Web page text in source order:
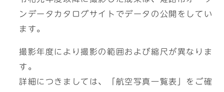
ンデータカタログサイトでデータの公開をしてい
ます。
撮影年度により撮影の範囲および縮尺が異なりま
す。
詳細につきましては、「航空写真一覧表」をご確